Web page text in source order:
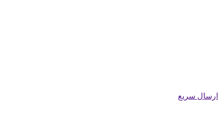
ارسال سریع